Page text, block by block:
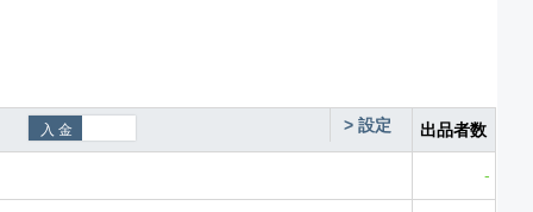
> 設定 出品者数
-